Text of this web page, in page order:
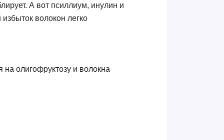
А вот псиллиум, инулин и
волокон легко
на олигофруктозу и волокна